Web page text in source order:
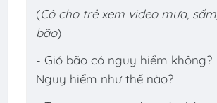
(Cô cho trẻ xem video mưa, sấm,
bão)
- Gió bão có nguy hiểm không?
Nguy hiểm như thế nào?